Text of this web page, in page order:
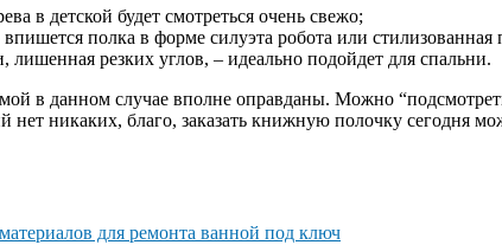
в детской будет смотреться очень свежо;
полка в форме силуэта робота или
резких углов, – идеально подойдет для спальни.
в данном случае вполне оправданы. Можно
никаких, благо, заказать книжную полочку сегодня
для ремонта ванной под ключ